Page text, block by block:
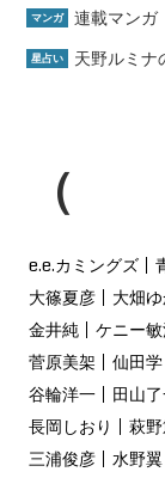
マンガ 連載マンガ
星占い 天野ルミナ
e.e.カミングズ
大篠夏彦
大畑
金井純
ケニー
菅原美架
仙田学
谷輪洋一
田山
長岡しおり
萩
三浦俊彦
水野翼